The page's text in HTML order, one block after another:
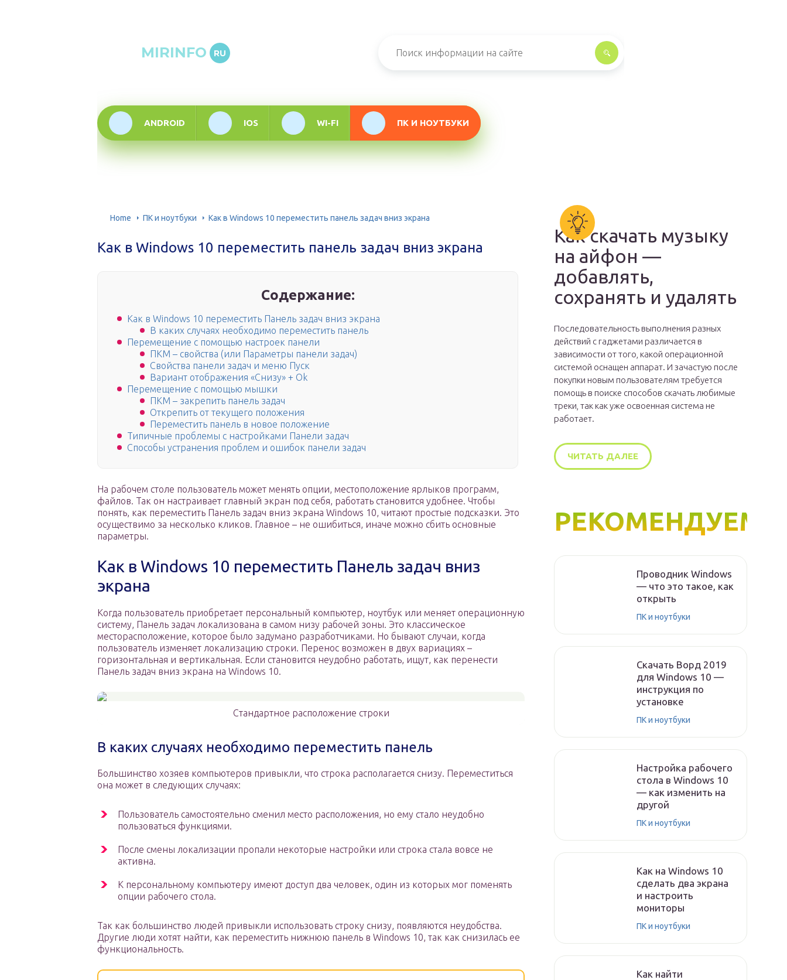
MIRINFO RU
ANDROID IOS WI-FI ПК И НОУТБУКИ
Home ПК и ноутбуки Как в Windows 10 переместить панель задач вниз экрана
Как в Windows 10 переместить панель задач вниз экрана
Содержание:
Как в Windows 10 переместить Панель задач вниз экрана
В каких случаях необходимо переместить панель
Перемещение с помощью настроек панели
ПКМ – свойства (или Параметры панели задач)
Свойства панели задач и меню Пуск
Вариант отображения «Снизу» + Ok
Перемещение с помощью мышки
ПКМ – закрепить панель задач
Открепить от текущего положения
Переместить панель в новое положение
Типичные проблемы с настройками Панели задач
Способы устранения проблем и ошибок панели задач
На рабочем столе пользователь может менять опции, местоположение ярлыков программ,
файлов. Так он настраивает главный экран под себя, работать становится удобнее. Чтобы
понять, как переместить Панель задач вниз экрана Windows 10, читают простые подсказки. Это
осуществимо за несколько кликов. Главное – не ошибиться, иначе можно сбить основные
параметры.
Как в Windows 10 переместить Панель задач вниз
экрана
Когда пользователь приобретает персональный компьютер, ноутбук или меняет операционную
систему, Панель задач локализована в самом низу рабочей зоны. Это классическое
месторасположение, которое было задумано разработчиками. Но бывают случаи, когда
пользователь изменяет локализацию строки. Перенос возможен в двух вариациях –
горизонтальная и вертикальная. Если становится неудобно работать, ищут, как перенести
Панель задач вниз экрана на Windows 10.
Стандартное расположение строки
В каких случаях необходимо переместить панель
Большинство хозяев компьютеров привыкли, что строка располагается снизу. Переместиться
она может в следующих случаях:
Пользователь самостоятельно сменил место расположения, но ему стало неудобно
пользоваться функциями.
После смены локализации пропали некоторые настройки или строка стала вовсе не
активна.
К персональному компьютеру имеют доступ два человек, один из которых мог поменять
опции рабочего стола.
Так как большинство людей привыкли использовать строку снизу, появляются неудобства.
Другие люди хотят найти, как переместить нижнюю панель в Windows 10, так как снизилась ее
функциональность.
Как скачать музыку
на айфон —
добавлять,
сохранять и удалять
Последовательность выполнения разных
действий с гаджетами различается в
зависимости от того, какой операционной
системой оснащен аппарат. И зачастую после
покупки новым пользователям требуется
помощь в поиске способов скачать любимые
треки, так как уже освоенная система не
работает.
ЧИТАТЬ ДАЛЕЕ
РЕКОМЕНДУЕМ
Проводник Windows
— что это такое, как
открыть
ПК и ноутбуки
Скачать Ворд 2019
для Windows 10 —
инструкция по
установке
ПК и ноутбуки
Настройка рабочего
стола в Windows 10
— как изменить на
другой
ПК и ноутбуки
Как на Windows 10
сделать два экрана
и настроить
мониторы
ПК и ноутбуки
Как найти